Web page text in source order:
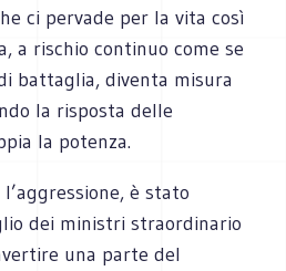
ci pervade per la vita così
a rischio continuo come se
battaglia, diventa misura
la risposta delle
la potenza.
è stato
dei ministri straordinario
una parte del